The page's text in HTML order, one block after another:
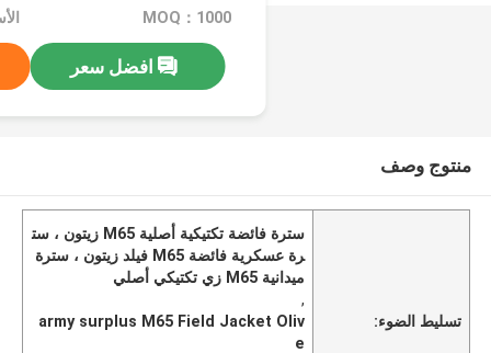
MOQ：1000
افضل سعر
منتوج وصف
تسليط الضوء:
سترة فائضة تكتيكية أصلية M65 زيتون ، ست
رة عسكرية فائضة M65 فيلد زيتون ، سترة
ميدانية M65 زي تكتيكي أصلي
,
army surplus M65 Field Jacket Oliv
e